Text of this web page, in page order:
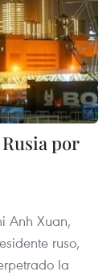
por
Anh Xuan,
ruso,
la